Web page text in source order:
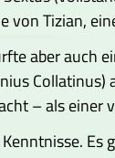
von Tizian,
aber auch
– als einer
Es